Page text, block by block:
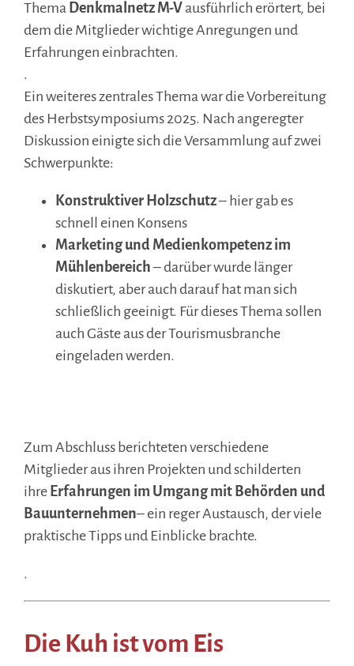
Thema Denkmalnetz M-Vausführlich erörtert, bei
dem die Mitglieder wichtige Anregungen und
Erfahrungen einbrachten.
.
Ein weiteres zentrales Thema war die Vorbereitung
des Herbstsymposiums 2025. Nach angeregter
Diskussion einigte sich die Versammlung auf zwei
Schwerpunkte:
Konstruktiver Holzschutz– hier gab es
schnell einen Konsens
Marketing und Medienkompetenz im
Mühlenbereich– darüber wurde länger
diskutiert, aber auch darauf hat man sich
schließlich geeinigt. Für dieses Thema sollen
auch Gäste aus der Tourismusbranche
eingeladen werden.
Zum Abschluss berichteten verschiedene
Mitglieder aus ihren Projekten und schilderten
ihre Erfahrungen im Umgang mit Behörden und
Bauunternehmen– ein reger Austausch, der viele
praktische Tipps und Einblicke brachte.
.
Die Kuh ist vom Eis